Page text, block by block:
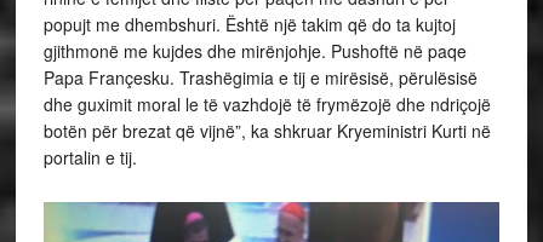
popujt me dhembshuri. Është një takim që do ta kujtoj
gjithmonë me kujdes dhe mirënjohje. Pushoftë në paqe
Papa Françesku. Trashëgimia e tij e mirësisë, përulësisë
dhe guximit moral le të vazhdojë të frymëzojë dhe ndriçojë
botën për brezat që vijnë”, ka shkruar Kryeministri Kurti në
portalin e tij.